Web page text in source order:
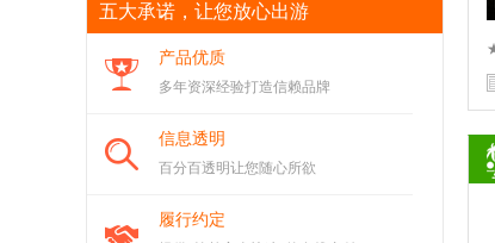
五大承诺，让您放心出游
产品优质
多年资深经验打造信赖品牌
信息透明
百分百透明让您随心所欲
履行约定